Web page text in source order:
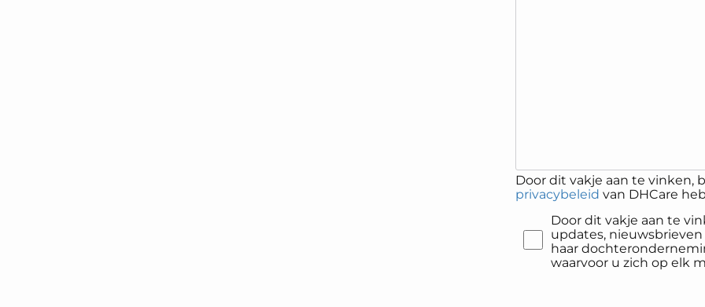
Door dit vakje aan te vinken,
privacybeleid van DHCare
Door dit vakje aan te
updates,
haar
waarvoor u zich op elk